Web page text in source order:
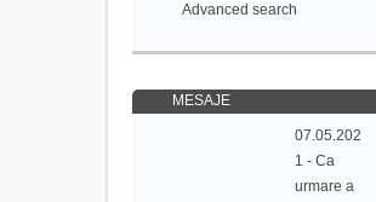
Advanced search
MESAJE
07.05.202
1 - Ca
urmare a